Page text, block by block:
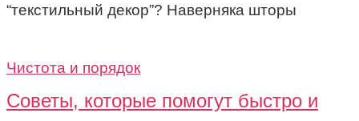
“текстильный декор”? Наверняка шторы
Чистота и порядок
Советы, которые помогут быстро и